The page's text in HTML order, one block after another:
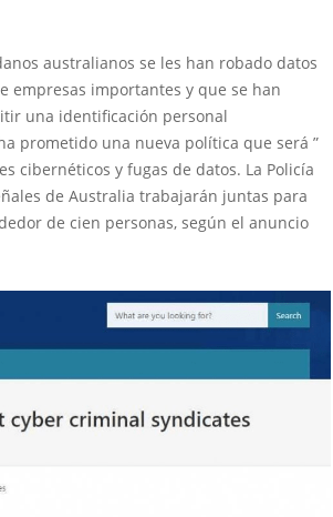
australianos se les han robado datos
empresas importantes y que se han
una identificación personal
prometido una nueva política que será ”
cibernéticos y fugas de datos. La Policía
de Australia trabajarán juntas para
de cien personas, según el anuncio